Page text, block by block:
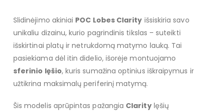
Slidinėjimo akiniai POC Lobes Clarity išsiskiria savo
unikaliu dizainu, kurio pagrindinis tikslas – suteikti
išskirtinai platų ir netrukdomą matymo lauką. Tai
pasiekiama dėl itin didelio, išorėje montuojamo
sferinio lęšio, kuris sumažina optinius iškraipymus ir
užtikrina maksimalų periferinį matymą.
Šis modelis aprūpintas pažangia Claritylęšių